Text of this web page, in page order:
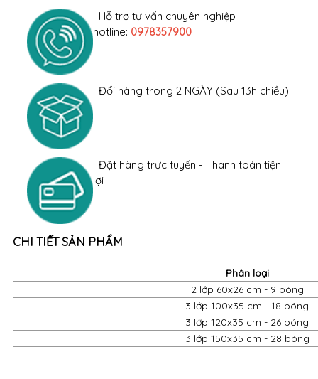
Hỗ trợ tư vấn chuyên nghiệp
hotline: 0978357900
Đổi hàng trong 2 NGÀY (Sau 13h chiều)
Đặt hàng trực tuyến - Thanh toán tiện
lợi
CHI TIẾT SẢN PHẨM
Phân loại
2 lớp 60x26 cm - 9 bóng
3 lớp 100x35 cm - 18 bóng
3 lớp 120x35 cm - 26 bóng
3 lớp 150x35 cm - 28 bóng